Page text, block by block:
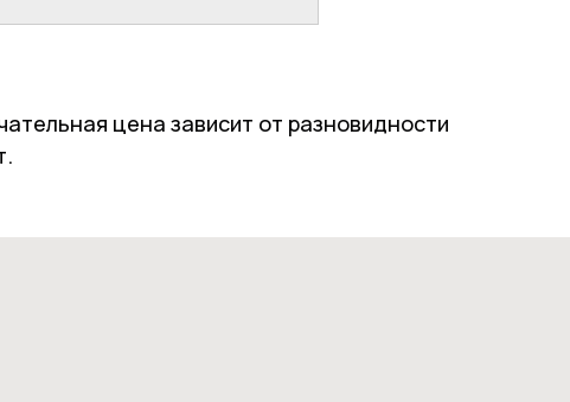
цена зависит от разновидности